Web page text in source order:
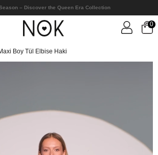
– Discover the Queen Era Collection
0
Boy Tül Elbise Haki